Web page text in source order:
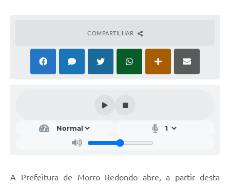
Transparência
Carta de Serviços
COMPARTILHAR
A Prefeitura de Morro Redondo abre, a partir desta